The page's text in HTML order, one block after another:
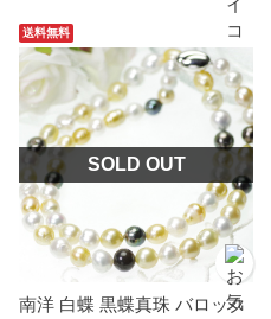
送料無料
SOLD OUT
南洋 白蝶 黒蝶真珠 バロック